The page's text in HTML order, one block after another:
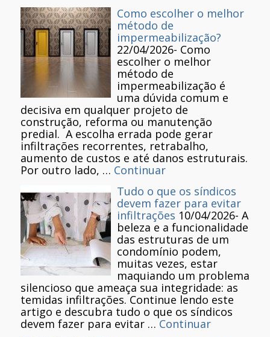
Como escolher o melhor
método de
impermeabilização?
22/04/2026- Como
escolher o melhor
método de
impermeabilização é
uma dúvida comum e
decisiva em qualquer projeto de
construção, reforma ou manutenção
predial. A escolha errada pode gerar
infiltrações recorrentes, retrabalho,
aumento de custos e até danos estruturais.
Por outro lado, … Continuar
Tudo o que os síndicos
devem fazer para evitar
infiltrações 10/04/2026- A
beleza e a funcionalidade
das estruturas de um
condomínio podem,
muitas vezes, estar
maquiando um problema
silencioso que ameaça sua integridade: as
temidas infiltrações. Continue lendo este
artigo e descubra tudo o que os síndicos
devem fazer para evitar … Continuar